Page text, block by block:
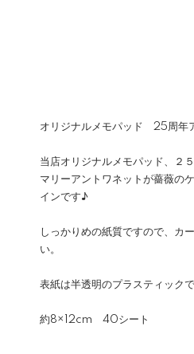
オリジナルメモパッド 25周年
当店オリジナルメモパッド、２
マリーアントワネットが薔薇の
インです♪
しっかりめの紙質ですので、カ
い。
表紙は半透明のプラスティックで
約8×12cm 40シート